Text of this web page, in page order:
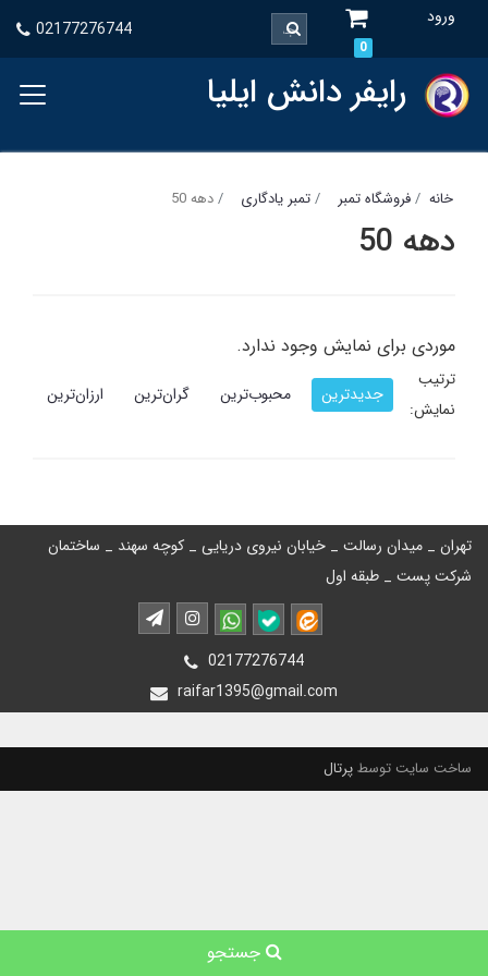
ورود
0
02177276744
رایفر دانش ایلیا
خانه فروشگاه تمبر تمبر یادگاری دهه 50
دهه 50
موردی برای نمایش وجود ندارد.
ترتیب
نمایش:
جدیدترین محبوب‌ترین گران‌ترین ارزان‌ترین
جستجو
تهران _ میدان رسالت _ خیابان نیروی دریایی _ کوچه سهند _ ساختمان
شرکت پست _ طبقه اول
02177276744
raifar1395@gmail.com
ساخت سایت توسطپرتال